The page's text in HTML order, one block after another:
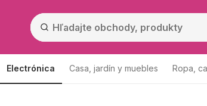
Electrónica Casa, jardín y muebles Ropa,